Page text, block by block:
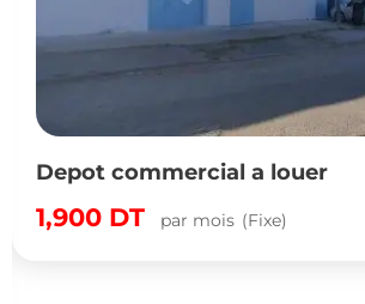
Depot commercial a louer
1,900 DT par mois (Fixe)